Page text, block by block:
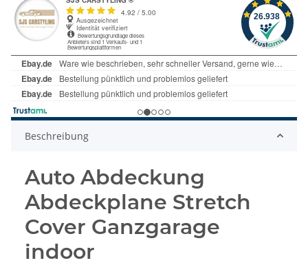
Beschreibung
Auto Abdeckung
Abdeckplane Stretch
Cover Ganzgarage
indoor